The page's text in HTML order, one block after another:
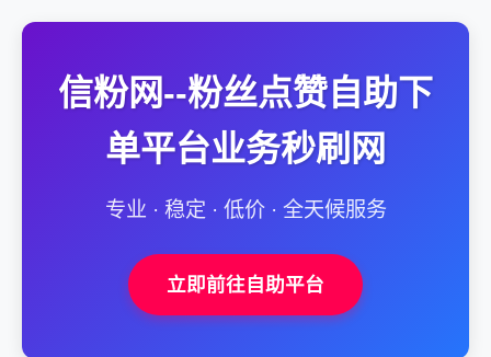
信粉网--粉丝点赞自助下
单平台业务秒刷网
专业 · 稳定 · 低价 · 全天候服务
立即前往自助平台